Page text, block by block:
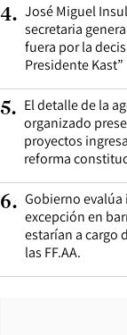
4. José Miguel
secretaria
fuera por la
Presidente Kast”
5. El detalle de la
organizado
proyectos
reforma
6. Gobierno
excepción en
estarían a cargo
las FF.AA.